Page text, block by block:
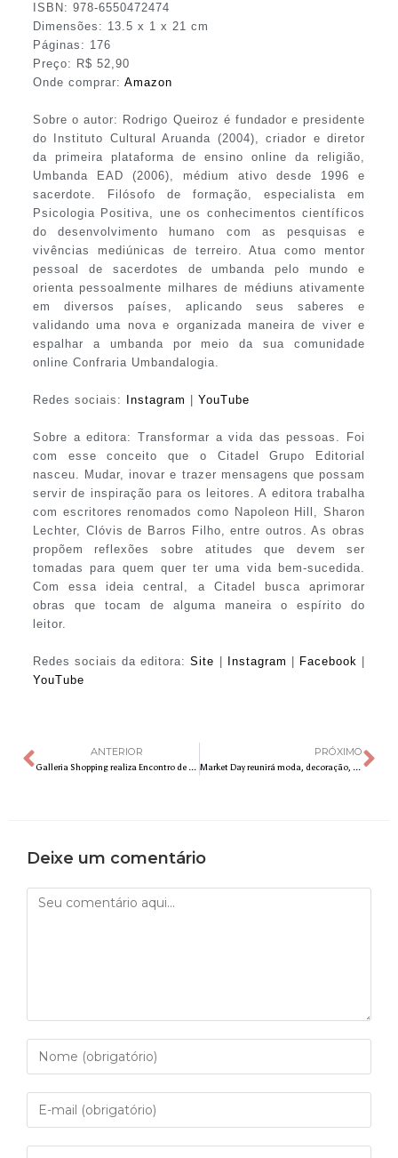
ISBN: 978-6550472474
Dimensões: 13.5 x 1 x 21 cm
Páginas: 176
Preço: R$ 52,90
Onde comprar: Amazon
Sobre o autor: Rodrigo Queiroz é fundador e presidente
do Instituto Cultural Aruanda (2004), criador e diretor
da primeira plataforma de ensino online da religião,
Umbanda EAD (2006), médium ativo desde 1996 e
sacerdote. Filósofo de formação, especialista em
Psicologia Positiva, une os conhecimentos científicos
do desenvolvimento humano com as pesquisas e
vivências mediúnicas de terreiro. Atua como mentor
pessoal de sacerdotes de umbanda pelo mundo e
orienta pessoalmente milhares de médiuns ativamente
em diversos países, aplicando seus saberes e
validando uma nova e organizada maneira de viver e
espalhar a umbanda por meio da sua comunidade
online Confraria Umbandalogia.
Redes sociais: Instagram YouTube
Sobre a editora: Transformar a vida das pessoas. Foi
com esse conceito que o Citadel Grupo Editorial
nasceu. Mudar, inovar e trazer mensagens que possam
servir de inspiração para os leitores. A editora trabalha
com escritores renomados como Napoleon Hill, Sharon
Lechter, Clóvis de Barros Filho, entre outros. As obras
propõem reflexões sobre atitudes que devem ser
tomadas para quem quer ter uma vida bem-sucedida.
Com essa ideia central, a Citadel busca aprimorar
obras que tocam de alguma maneira o espírito do
leitor.
Redes sociais da editora:Site Instagram Facebook
YouTube
ANTERIOR
Galleria Shopping realiza Encontro de Carros antigos neste domingo, 12
PRÓXIMO
Market Day reunirá moda, decoração, gastronomia e diversão no Clube Pinheiros
Deixe um comentário